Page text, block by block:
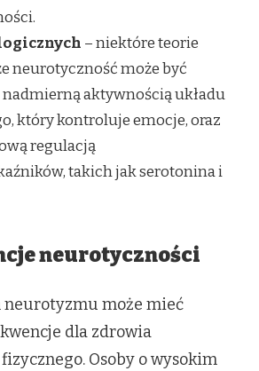
– niektóre teorie
neurotyczność może być
nadmierną aktywnością układu
który kontroluje emocje, oraz
regulacją
takich jak serotonina i
neurotyczności
neurotyzmu może mieć
dla zdrowia
Osoby o wysokim